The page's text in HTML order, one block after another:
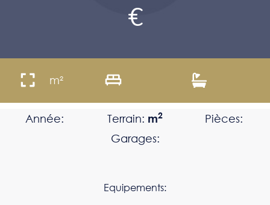
€
m²
Année: Terrain: m2
Pièces:
Garages:
Equipements: